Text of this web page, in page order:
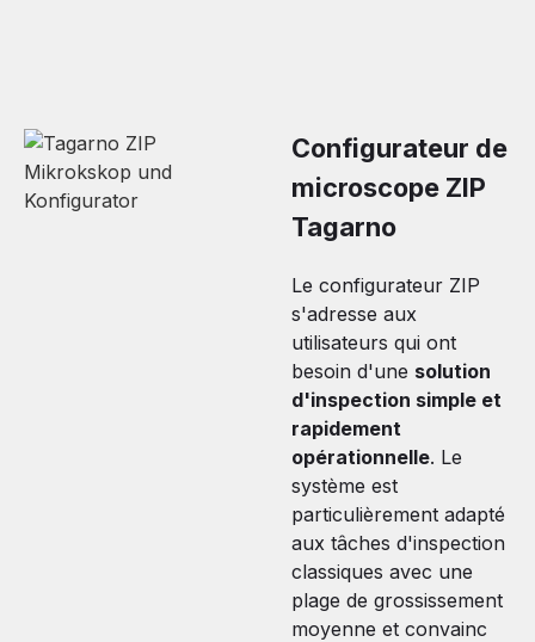
Configurateur de
microscope ZIP
Tagarno
Le configurateur ZIP
s'adresse aux
utilisateurs qui ont
besoin d'une solution
d'inspection simple et
rapidement
opérationnelle. Le
système est
particulièrement adapté
aux tâches d'inspection
classiques avec une
plage de grossissement
moyenne et convainc